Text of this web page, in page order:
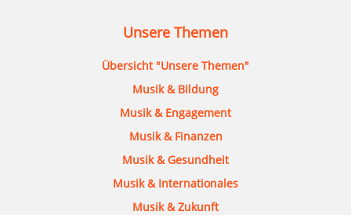
Unsere Themen
Übersicht "Unsere Themen"
Musik & Bildung
Musik & Engagement
Musik & Finanzen
Musik & Gesundheit
Musik & Internationales
Musik & Zukunft